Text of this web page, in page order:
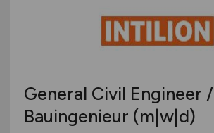
General Civil Engineer /
Bauingenieur (m|w|d)